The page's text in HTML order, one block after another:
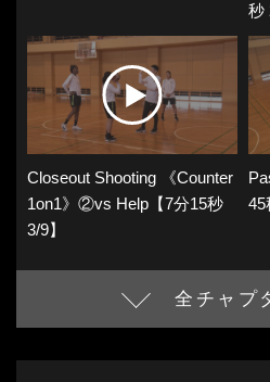
秒
Closeout Shooting 《Counter
1on1》②vs Help【7分15秒
3/9】
45
全チャプ